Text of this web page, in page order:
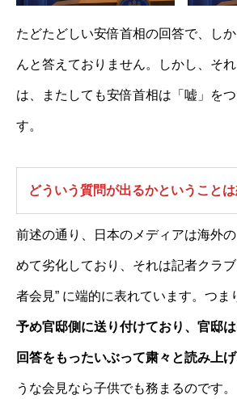
たどたどしい安倍首相の回答で、し
んと答えておりません。しかし、そ
は、またしても安倍首相は「嘘」を
す。
どういう質問が出るかということ
前述の通り、日本のメディアは海外
めて劣化しており、それは記者クラ
者会見” に端的に表れています。つま
予め官邸側に送り付けており、官邸
回答をもったいぶって粛々と読み上
うな会見なら子供でも務まるのです。